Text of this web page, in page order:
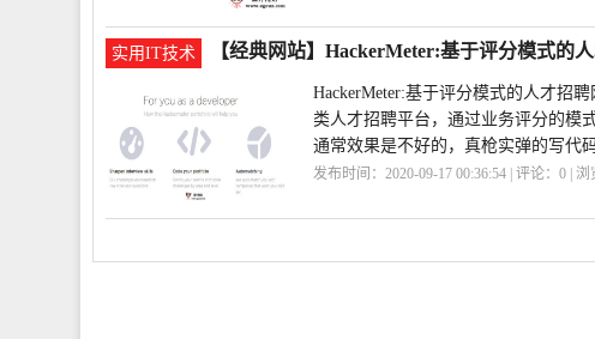
实用IT技术 【经典网站】HackerMeter:基于评分模式的
HackerMeter:基于评分模式的人才招
类人才招聘平台，通过业务评分的模
通常效果是不好的，真枪实弹的写代
发布时间：2020-09-17 00:36:54 | 评论：0 |